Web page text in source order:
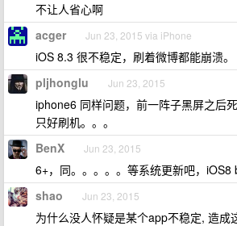
不让人省心啊
acger Jun 23, 2015 via iPhone
iOS 8.3 很不稳定，刷着微博都能崩溃。
pljhonglu Jun 23, 2015
iphone6 同样问题，前一阵子黑屏之后
只好刷机。。。
BenX Jun 23, 2015
6+，同。。。。。等系统更新吧，iOS8
shao Jun 23, 2015
为什么没人怀疑是某个app不稳定, 造成